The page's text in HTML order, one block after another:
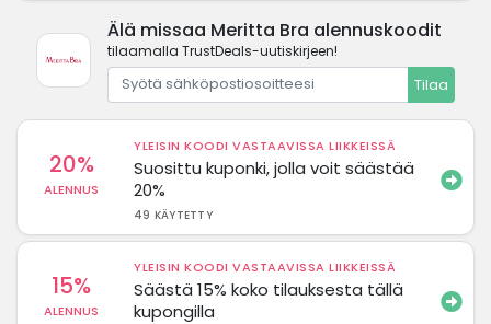
Älä missaa Meritta Bra alennuskoodit
tilaamalla TrustDeals-uutiskirjeen!
Tilaa
20%
ALENNUS
YLEISIN KOODI VASTAAVISSA LIIKKEISSÄ
Suosittu kuponki, jolla voit säästää
20%
49 KÄYTETTY
15%
ALENNUS
YLEISIN KOODI VASTAAVISSA LIIKKEISSÄ
Säästä 15% koko tilauksesta tällä
kupongilla